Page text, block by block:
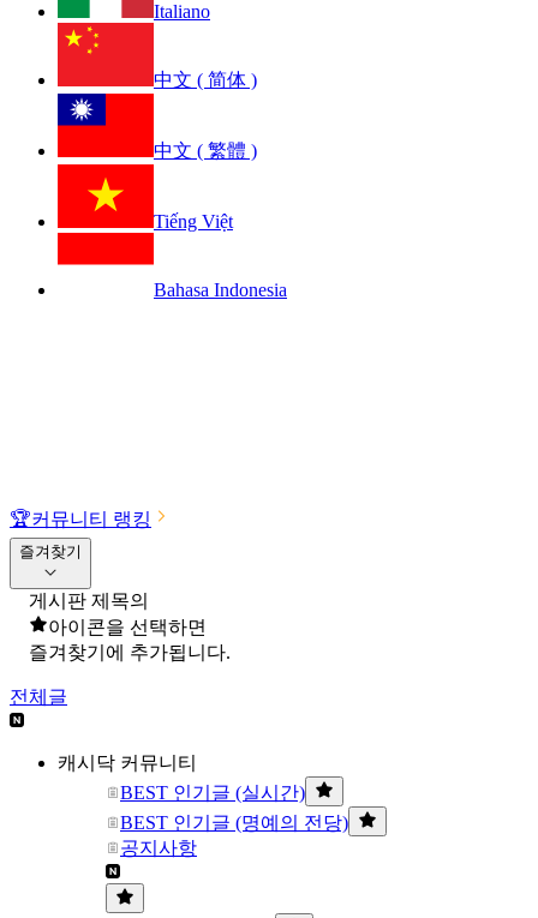
Italiano
中文 ( 简体 )
中文 ( 繁體 )
Tiếng Việt
Bahasa Indonesia
🏆커뮤니티 랭킹
즐겨찾기
게시판 제목의
아이콘을 선택하면
즐겨찾기에 추가됩니다.
전체글
캐시닥 커뮤니티
BEST 인기글 (실시간)
BEST 인기글 (명예의 전당)
공지사항